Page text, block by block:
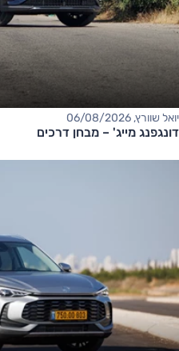
יואל שוורץ, 06/08/2026
דונגפנג מייג' – מבחן דרכים